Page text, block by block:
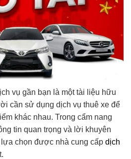
vụ gần bạn là một tài liệu hữu
cần sử dụng dịch vụ thuê xe để
khác nhau. Trong cẩm nang
tin quan trọng và lời khuyên
chọn được nhà cung cấp dịch